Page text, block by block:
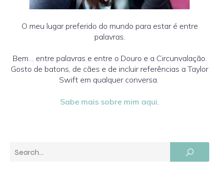
O meu lugar preferido do mundo para estar é entre
palavras.
Bem… entre palavras e entre o Douro e a Circunvalação.
Gosto de batons, de cães e de incluir referências a Taylor
Swift em qualquer conversa.
Sabe mais sobre mim aqui.